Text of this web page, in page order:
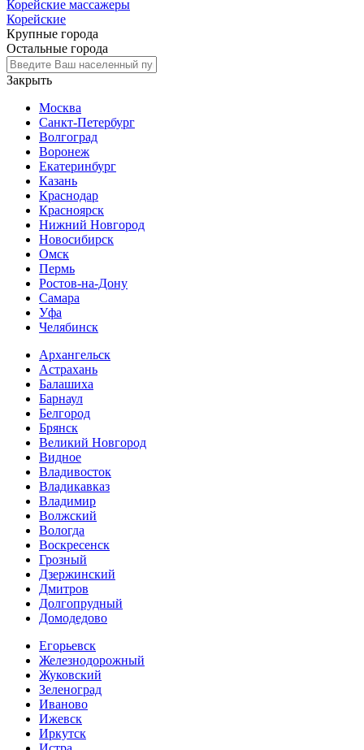
Корейские массажеры
Корейские
Крупные города
Остальные города
Закрыть
Москва
Санкт-Петербург
Волгоград
Воронеж
Екатеринбург
Казань
Краснодар
Красноярск
Нижний Новгород
Новосибирск
Омск
Пермь
Ростов-на-Дону
Самара
Уфа
Челябинск
Архангельск
Астрахань
Балашиха
Барнаул
Белгород
Брянск
Великий Новгород
Видное
Владивосток
Владикавказ
Владимир
Волжский
Вологда
Воскресенск
Грозный
Дзержинский
Дмитров
Долгопрудный
Домодедово
Егорьевск
Железнодорожный
Жуковский
Зеленоград
Иваново
Ижевск
Иркутск